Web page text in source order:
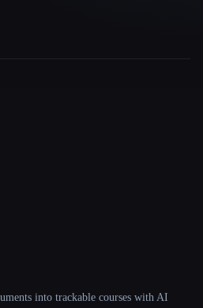
into trackable courses with AI